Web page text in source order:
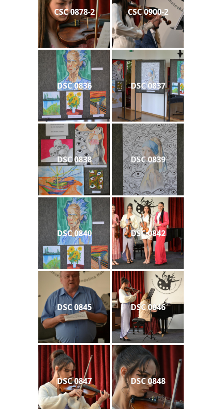
CSC 0878-2 CSC 0900-2
DSC 0836 DSC 0837
DSC 0838 DSC 0839
DSC 0840 DSC 0842
DSC 0845 DSC 0846
DSC 0847 DSC 0848